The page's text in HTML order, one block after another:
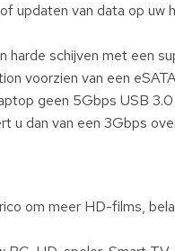
updaten van data op uw
schijven met een
voorzien van een
geen 5Gbps USB
u dan van een 3Gbps
om meer HD-films,